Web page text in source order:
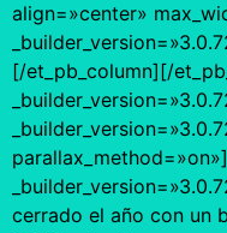
align=»center»
[/et_pb_column][/
cerrado el año con un